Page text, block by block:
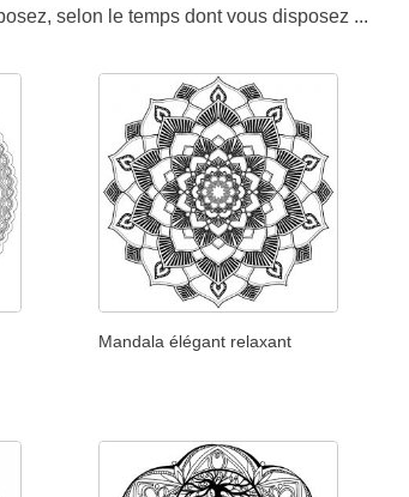
selon le temps dont vous disposez ...
Mandala élégant relaxant